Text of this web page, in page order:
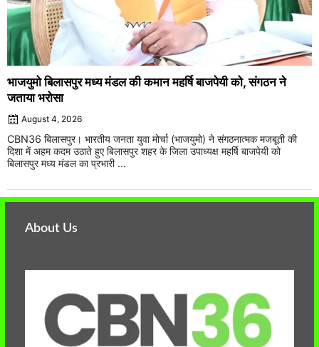
भाजयुमो बिलासपुर मध्य मंडल की कमान महर्षि बाजपेयी को, संगठन ने
जताया भरोसा
August 4, 2026
CBN36 बिलासपुर। भारतीय जनता युवा मोर्चा (भाजयुमो) ने संगठनात्मक मजबूती की
दिशा में अहम कदम उठाते हुए बिलासपुर शहर के जिला उपाध्यक्ष महर्षि बाजपेयी को
बिलासपुर मध्य मंडल का प्रभारी ...
About Us